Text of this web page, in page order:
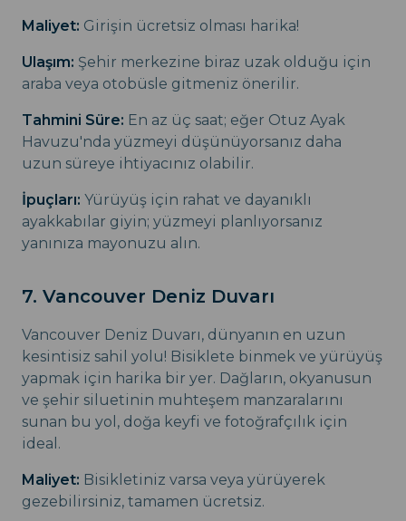
Maliyet: Girişin ücretsiz olması harika!
Ulaşım: Şehir merkezine biraz uzak olduğu için
araba veya otobüsle gitmeniz önerilir.
Tahmini Süre: En az üç saat; eğer Otuz Ayak
Havuzu'nda yüzmeyi düşünüyorsanız daha
uzun süreye ihtiyacınız olabilir.
İpuçları: Yürüyüş için rahat ve dayanıklı
ayakkabılar giyin; yüzmeyi planlıyorsanız
yanınıza mayonuzu alın.
7. Vancouver Deniz Duvarı
Vancouver Deniz Duvarı, dünyanın en uzun
kesintisiz sahil yolu! Bisiklete binmek ve yürüyüş
yapmak için harika bir yer. Dağların, okyanusun
ve şehir siluetinin muhteşem manzaralarını
sunan bu yol, doğa keyfi ve fotoğrafçılık için
ideal.
Maliyet: Bisikletiniz varsa veya yürüyerek
gezebilirsiniz, tamamen ücretsiz.